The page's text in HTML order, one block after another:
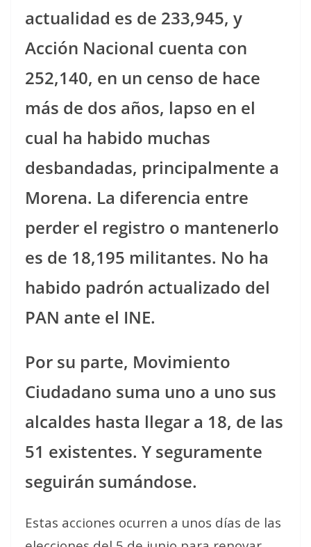
actualidad es de 233,945, y
Acción Nacional cuenta con
252,140, en un censo de hace
más de dos años, lapso en el
cual ha habido muchas
desbandadas, principalmente a
Morena. La diferencia entre
perder el registro o mantenerlo
es de 18,195 militantes. No ha
habido padrón actualizado del
PAN ante el INE.
Por su parte, Movimiento
Ciudadano suma uno a uno sus
alcaldes hasta llegar a 18, de las
51 existentes. Y seguramente
seguirán sumándose.
Estas acciones ocurren a unos días de las